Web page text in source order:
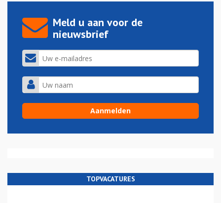
Meld u aan voor de
nieuwsbrief
TOPVACATURES